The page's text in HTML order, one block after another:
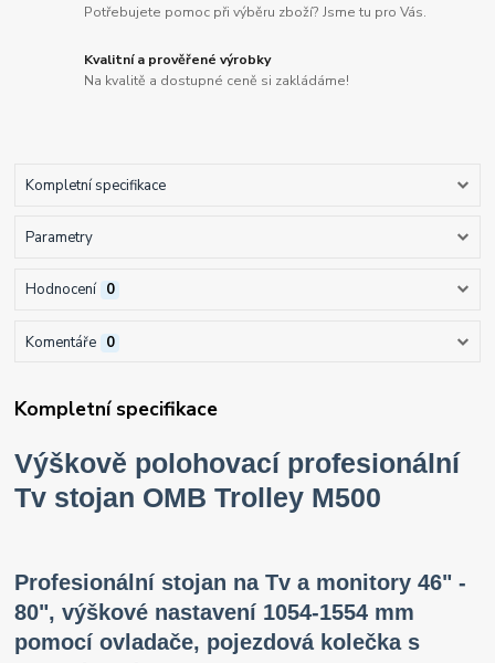
Potřebujete pomoc při výběru zboží? Jsme tu pro Vás.
Kvalitní a prověřené výrobky
Na kvalitě a dostupné ceně si zakládáme!
Kompletní specifikace
Parametry
Hodnocení 0
Komentáře 0
Kompletní specifikace
Výškově polohovací profesionální
Tv stojan OMB Trolley M500
Profesionální stojan na Tv a monitory 46" -
80", výškové nastavení 1054-1554 mm
pomocí ovladače, pojezdová kolečka s